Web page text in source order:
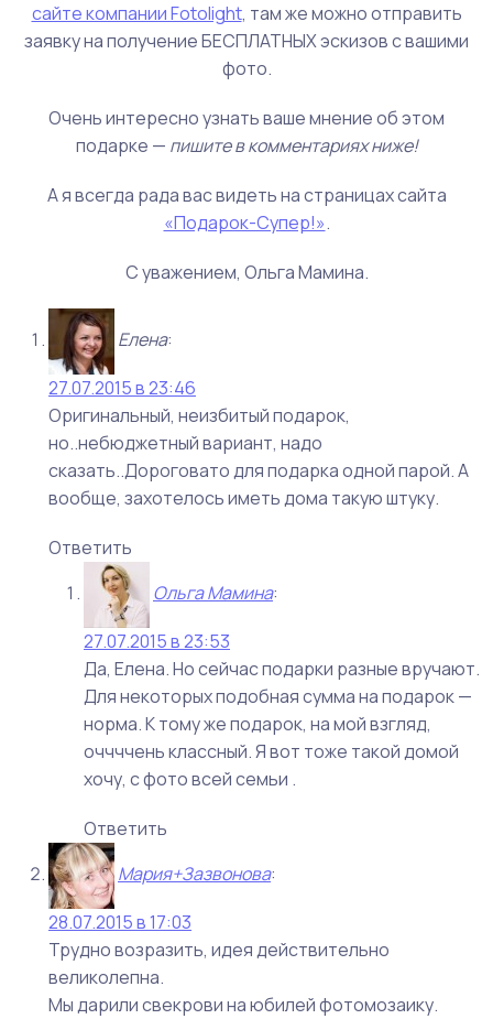
сайте компании Fotolight, там же можно отправить
заявку на получение БЕСПЛАТНЫХ эскизов с вашими
фото.
Очень интересно узнать ваше мнение об этом
подарке — пишите в комментариях ниже!
А я всегда рада вас видеть на страницах сайта
«Подарок-Супер!».
С уважением, Ольга Мамина.
Елена:
27.07.2015 в 23:46
Оригинальный, неизбитый подарок,
но..небюджетный вариант, надо
сказать..Дороговато для подарка одной парой. А
вообще, захотелось иметь дома такую штуку.
Ответить
Ольга Мамина:
27.07.2015 в 23:53
Да, Елена. Но сейчас подарки разные вручают.
Для некоторых подобная сумма на подарок —
норма. К тому же подарок, на мой взгляд,
оччччень классный. Я вот тоже такой домой
хочу, с фото всей семьи .
Ответить
Мария+Зазвонова:
28.07.2015 в 17:03
Трудно возразить, идея действительно
великолепна.
Мы дарили свекрови на юбилей фотомозаику.